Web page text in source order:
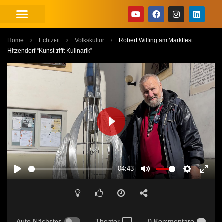
Home Echtzeit Volkskultur
Robert Wilfing am Marktfest
Hitzendorf “Kunst trifft Kulinarik”
PLAY
-04:43
MUTE SETTINGS
PLAY